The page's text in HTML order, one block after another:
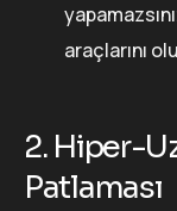
araçlarını
2. Hiper-
Patlaması